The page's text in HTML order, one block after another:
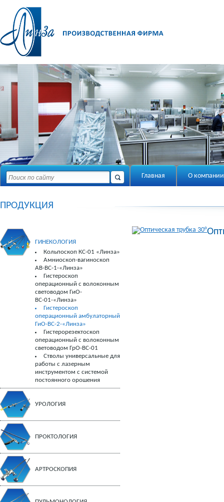
Главная О компании
ПРОДУКЦИЯ
ГИНЕКОЛОГИЯ
Кольпоскоп КС-01 «Линза»
Амниоскоп-вагиноскоп
АВ-ВС-1-«Линза»
Гистероскоп
операционный с волоконным
световодом ГиО-
ВС-01-«Линза»
Гистероскоп
операционный амбулаторный
ГиО-ВС-2-«Линза»
Гистерорезектоскоп
операционный с волоконным
световодом ГрО-ВС-01
Стволы универсальные для
работы с лазерным
инструментом с системой
постоянного орошения
УРОЛОГИЯ
ПРОКТОЛОГИЯ
АРТРОСКОПИЯ